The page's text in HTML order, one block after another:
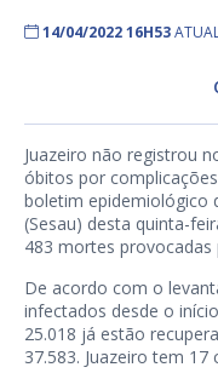
14/04/2022 16H53
Juazeiro não registrou
óbitos por
boletim epidemiológico
(Sesau) desta quinta-
483 mortes provocadas
De acordo com o
infectados desde o
25.018 já estão
37.583. Juazeiro tem